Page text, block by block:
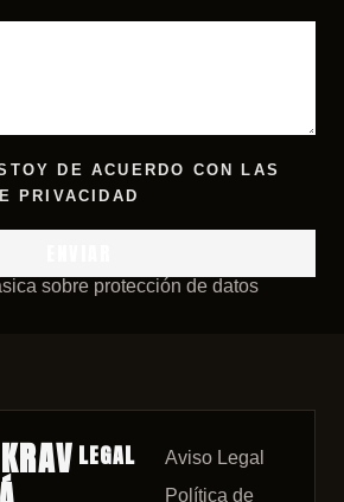
DE ACUERDO CON LAS
PRIVACIDAD
sobre protección de datos
LEGAL
Aviso Legal
Política de